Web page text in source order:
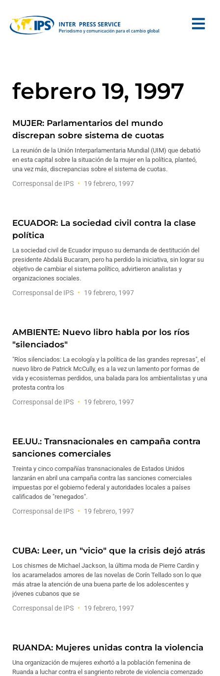
febrero 19, 1997
MUJER: Parlamentarios del mundo
discrepan sobre sistema de cuotas
La reunión de la Unión Interparlamentaria Mundial (UIM) que debatió
en esta capital sobre la situación de la mujer en la política, planteó,
una vez más, discrepancias sobre el sistema de cuotas.
Corresponsal de IPS 19 febrero, 1997
ECUADOR: La sociedad civil contra la clase
política
La sociedad civil de Ecuador impuso su demanda de destitución del
presidente Abdalá Bucaram, pero ha perdido la iniciativa, sin lograr su
objetivo de cambiar el sistema político, advirtieron analistas y
organizaciones sociales.
Corresponsal de IPS 19 febrero, 1997
AMBIENTE: Nuevo libro habla por los ríos
"silenciados"
"Ríos silenciados: La ecología y la política de las grandes represas", el
nuevo libro de Patrick McCully, es a la vez un lamento por formas de
vida y ecosistemas perdidos, una balada para los ambientalistas y una
protesta contra los
Corresponsal de IPS 19 febrero, 1997
EE.UU.: Transnacionales en campaña contra
sanciones comerciales
Treinta y cinco compañías transnacionales de Estados Unidos
lanzarán en abril una campaña contra las sanciones comerciales
impuestas por el gobierno federal y autoridades locales a países
calificados de "renegados".
Corresponsal de IPS 19 febrero, 1997
CUBA: Leer, un "vicio" que la crisis dejó atrás
Los chismes de Michael Jackson, la última moda de Pierre Cardin y
los acaramelados amores de las novelas de Corín Tellado son lo que
más atrae la atención de una buena parte de los adolescentes y
jóvenes cubanos que se
Corresponsal de IPS 19 febrero, 1997
RUANDA: Mujeres unidas contra la violencia
Una organización de mujeres exhortó a la población femenina de
Ruanda a luchar contra el sangriento rebrote de violencia comenzado